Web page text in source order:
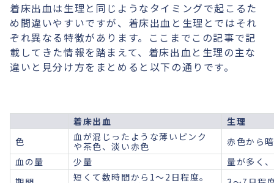
着床出血は生理と同じようなタイミングで起こるた
め間違いやすいですが、着床出血と生理とではそれ
ぞれ異なる特徴があります。ここまでこの記事で記
載してきた情報を踏まえて、着床出血と生理の主な
違いと見分け方をまとめると以下の通りです。
着床出血
生理
色
血が混じったような薄いピンク
や茶色、淡い赤色
赤色から
血の量
少量
量が多く
短くて数時間から1〜2日程度。